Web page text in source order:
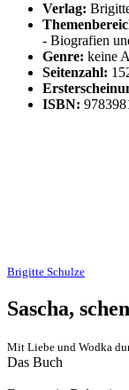
Verlag:
- Biografien
Genre: keine
Seitenzahl:
ISBN:
Brigitte Schulze
Sascha,
Mit Liebe und Wodka
Das Buch